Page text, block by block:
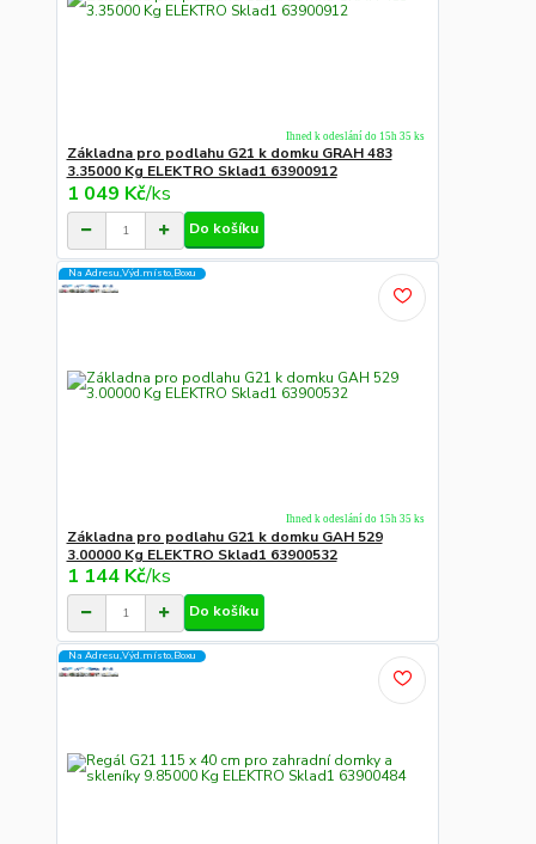
Základna pro podlahu G21 k domku GRAH 483
3.35000 Kg ELEKTRO Sklad1 63900912
1 049 Kč/ks
Ihned k odeslání do 15h 35 ks
Do košíku
Na Adresu,Výd.místo,Boxu
Základna pro podlahu G21 k domku GAH 529
3.00000 Kg ELEKTRO Sklad1 63900532
1 144 Kč/ks
Ihned k odeslání do 15h 35 ks
Do košíku
Na Adresu,Výd.místo,Boxu